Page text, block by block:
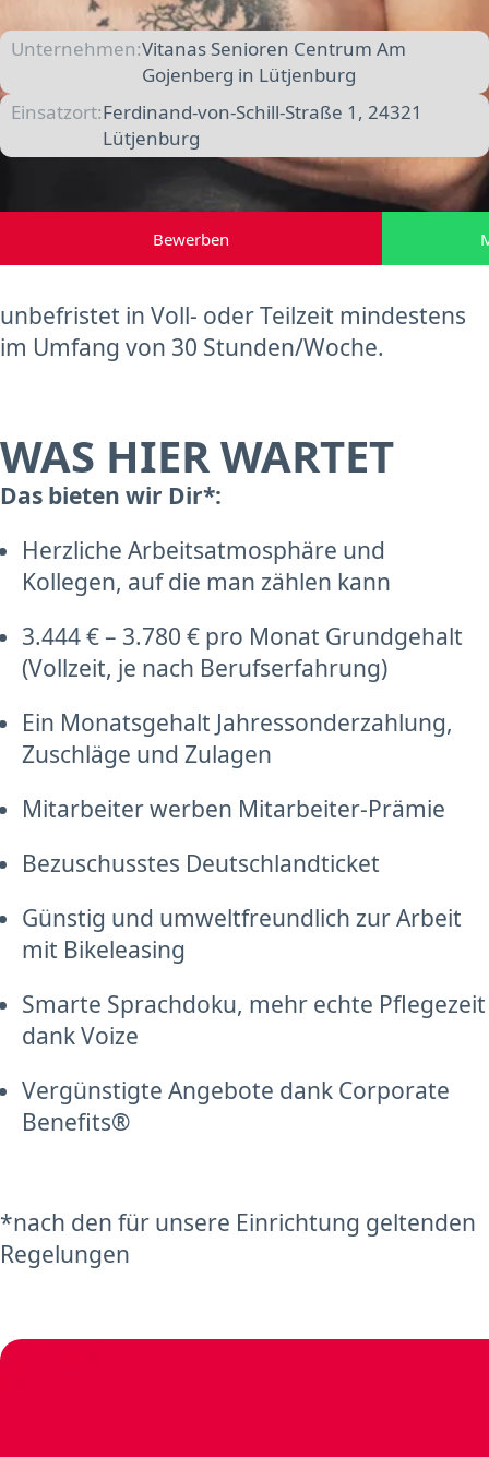
Unternehmen:Vitanas Senioren Centrum Am
Gojenberg in Lütjenburg
Einsatzort:Ferdinand-von-Schill-Straße 1, 24321
Lütjenburg
Bewerben
unbefristet in Voll- oder Teilzeit mindestens
im Umfang von 30 Stunden/Woche.
WAS HIER WARTET
Das bieten wir Dir*:
Herzliche Arbeitsatmosphäre und
Kollegen, auf die man zählen kann
3.444 € – 3.780 € pro Monat Grundgehalt
(Vollzeit, je nach Berufserfahrung)
Ein Monatsgehalt Jahressonderzahlung,
Zuschläge und Zulagen
Mitarbeiter werben Mitarbeiter-Prämie
Bezuschusstes Deutschlandticket
Günstig und umweltfreundlich zur Arbeit
mit Bikeleasing
Smarte Sprachdoku, mehr echte Pflegezeit
dank Voize
Vergünstigte Angebote dank Corporate
Benefits®
*nach den für unsere Einrichtung geltenden
Regelungen